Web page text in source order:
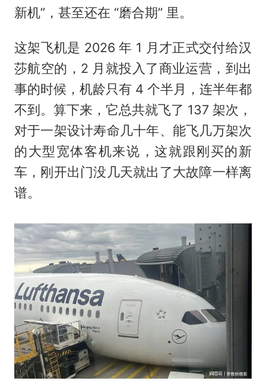
新机”，甚至还在 “磨合期” 里。
这架飞机是 2026 年 1 月才正式交付给汉
莎航空的，2 月就投入了商业运营，到出
事的时候，机龄只有 4 个半月，连半年都
不到。算下来，它总共就飞了 137 架次，
对于一架设计寿命几十年、能飞几万架次
的大型宽体客机来说，这就跟刚买的新
车，刚开出门没几天就出了大故障一样离
谱。